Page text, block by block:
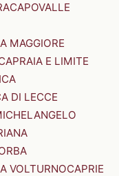
CAPOVALLE
MAGGIORE
E LIMITE
DI LECCE
VOLTURNOCAPRIE